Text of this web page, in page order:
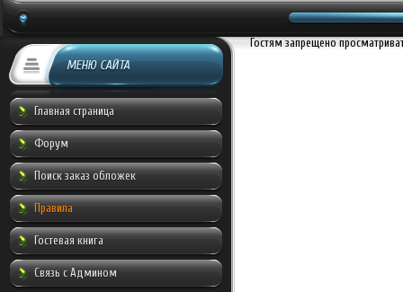
МЕНЮ САЙТА
Главная страница
Форум
Поиск заказ обложек
Правила
Гостевая книга
Связь с Админом
Гостям запрещено